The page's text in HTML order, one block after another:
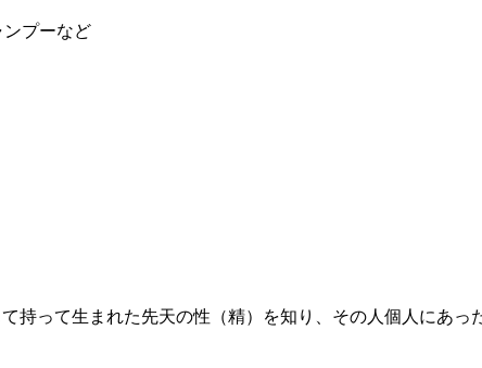
プーなど
持って生まれた先天の性（精）を知り、その人個人にあ